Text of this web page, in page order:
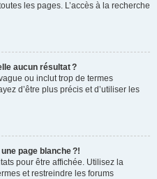
les pages. L’accès à la recherche
aucun résultat ?
ou inclut trop de termes
d’être plus précis et d’utiliser les
page blanche ?!
pour être affichée. Utilisez la
et restreindre les forums